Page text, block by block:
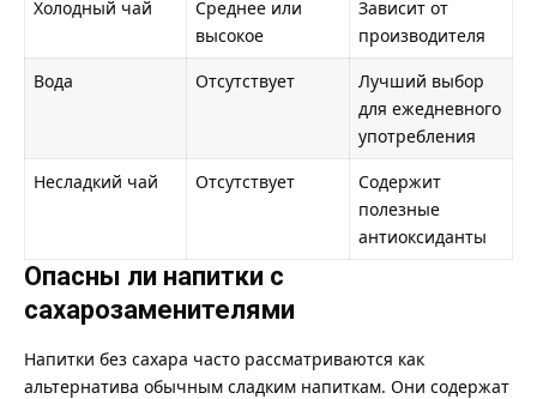
Холодный чай
Среднее или
высокое
Зависит от
производителя
Вода
Отсутствует
Лучший выбор
для ежедневного
употребления
Несладкий чай
Отсутствует
Содержит
полезные
антиоксиданты
Опасны ли напитки с
сахарозаменителями
Напитки без сахара часто рассматриваются как
альтернатива обычным сладким напиткам. Они содержат